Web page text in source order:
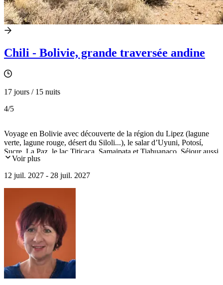
Chili - Bolivie, grande traversée andine
17 jours / 15 nuits
4/5
Voyage en Bolivie avec découverte de la région du Lipez (lagune
verte, lagune rouge, désert du Siloli...), le salar d’Uyuni, Potosí,
Sucre, La Paz, le lac Titicaca, Samaipata et Tiahuanaco. Séjour aussi
au Chili pour visiter le désert d'Atacama, Arica, le parc national
Voir plus
12 juil. 2027 - 28 juil. 2027